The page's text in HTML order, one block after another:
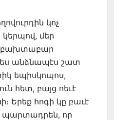
կոչ
մեր
ես անձնապէս շատ
եպիսկոպոս,
հետ, բայց ոեւէ
Երեք հոգի կը բաւէ
պարտադրեն, որ